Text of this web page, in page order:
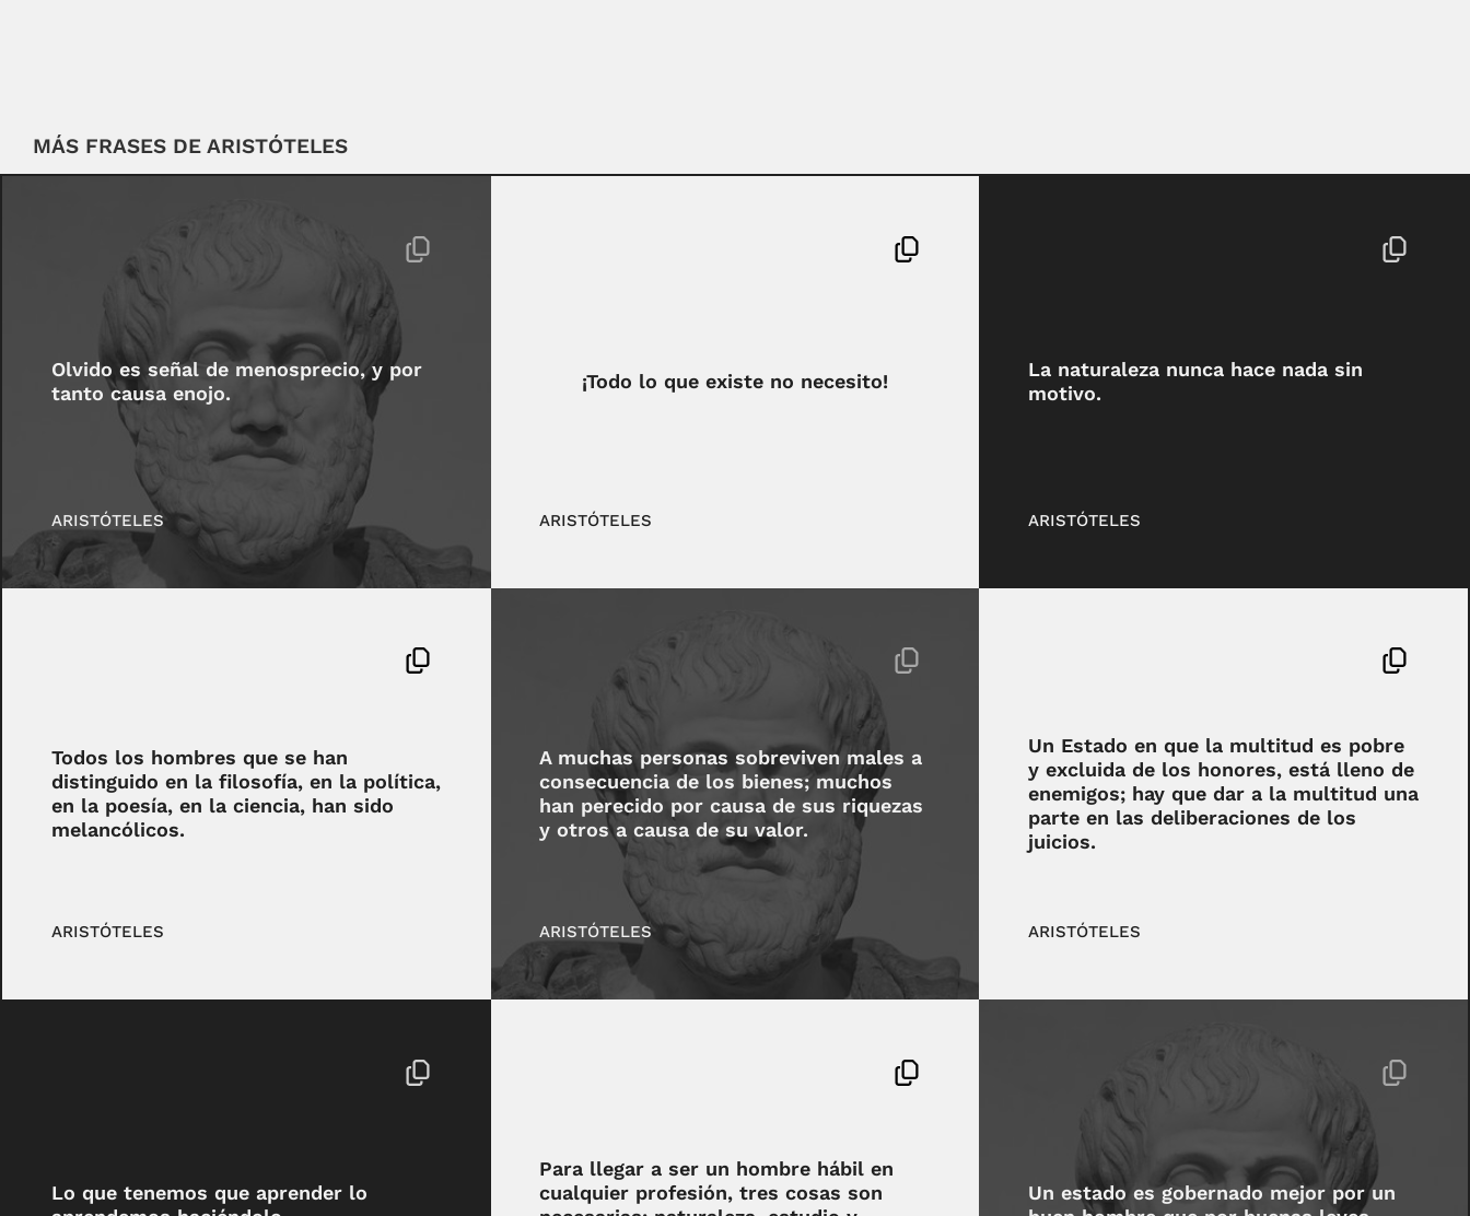
MÁS FRASES DE ARISTÓTELES
Olvido es señal de menosprecio, y por
tanto causa enojo.
ARISTÓTELES
¡Todo lo que existe no necesito!
ARISTÓTELES
La naturaleza nunca hace nada sin
motivo.
ARISTÓTELES
Todos los hombres que se han
distinguido en la filosofía, en la política,
en la poesía, en la ciencia, han sido
melancólicos.
ARISTÓTELES
A muchas personas sobreviven males a
consecuencia de los bienes; muchos
han perecido por causa de sus riquezas
y otros a causa de su valor.
ARISTÓTELES
Un Estado en que la multitud es pobre
y excluida de los honores, está lleno de
enemigos; hay que dar a la multitud una
parte en las deliberaciones de los
juicios.
ARISTÓTELES
Lo que tenemos que aprender lo
Para llegar a ser un hombre hábil en
cualquier profesión, tres cosas son
Un estado es gobernado mejor por un